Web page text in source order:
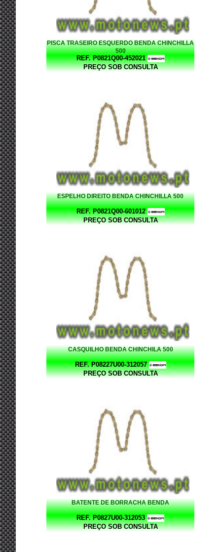
PISCA TRASEIRO ESQUERDO BENDA CHINCHILLA
500
REF. P0821Q00-452021
PREÇO SOB CONSULTA
ESPELHO DIREITO BENDA CHINCHILLA 500
REF. P0821Q00-601012
PREÇO SOB CONSULTA
CASQUILHO BENDA CHINCHILA 500
REF. P08227U00-312057
PREÇO SOB CONSULTA
BATENTE DE BORRACHA BENDA
REF. P0827U00-312053
PREÇO SOB CONSULTA